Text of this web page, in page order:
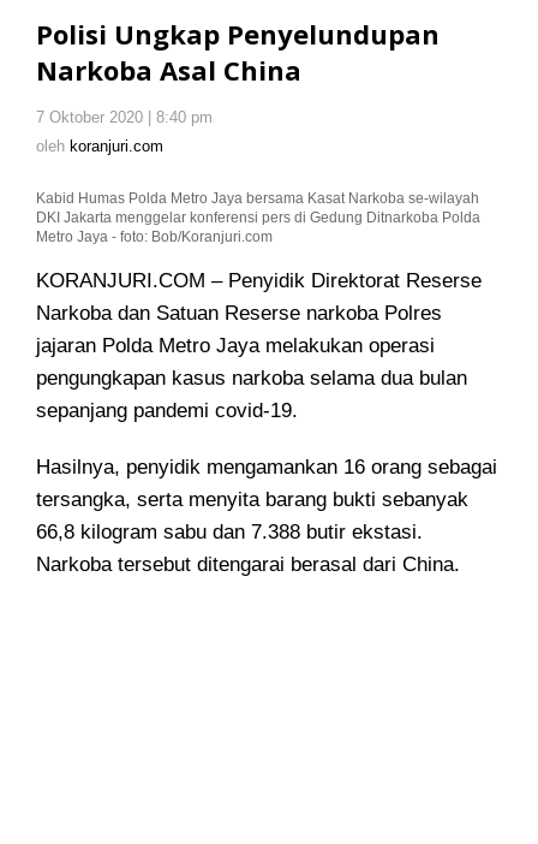
Narkoba
Asal
Polisi Ungkap Penyelundupan
Narkoba Asal China
7 Oktober 2020 | 8:40 pm
oleh koranjuri.com
Kabid Humas Polda Metro Jaya bersama Kasat Narkoba se-wilayah
DKI Jakarta menggelar konferensi pers di Gedung Ditnarkoba Polda
Metro Jaya - foto: Bob/Koranjuri.com
KORANJURI.COM – Penyidik Direktorat Reserse
Narkoba dan Satuan Reserse narkoba Polres
jajaran Polda Metro Jaya melakukan operasi
pengungkapan kasus narkoba selama dua bulan
sepanjang pandemi covid-19.
Hasilnya, penyidik mengamankan 16 orang sebagai
tersangka, serta menyita barang bukti sebanyak
66,8 kilogram sabu dan 7.388 butir ekstasi.
Narkoba tersebut ditengarai berasal dari China.